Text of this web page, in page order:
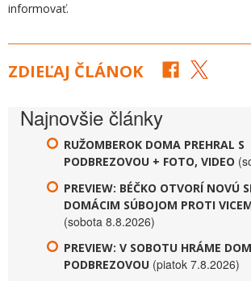
informovať.
ZDIEĽAJ ČLÁNOK
Najnovšie články
RUŽOMBEROK DOMA PREHRAL S
PODBREZOVOU + FOTO, VIDEO
PREVIEW: BÉČKO OTVORÍ NOVÚ
DOMÁCIM SÚBOJOM PROTI
(sobota 8.8.2026)
PREVIEW: V SOBOTU HRÁME
PODBREZOVOU (piatok 7.8.2026)